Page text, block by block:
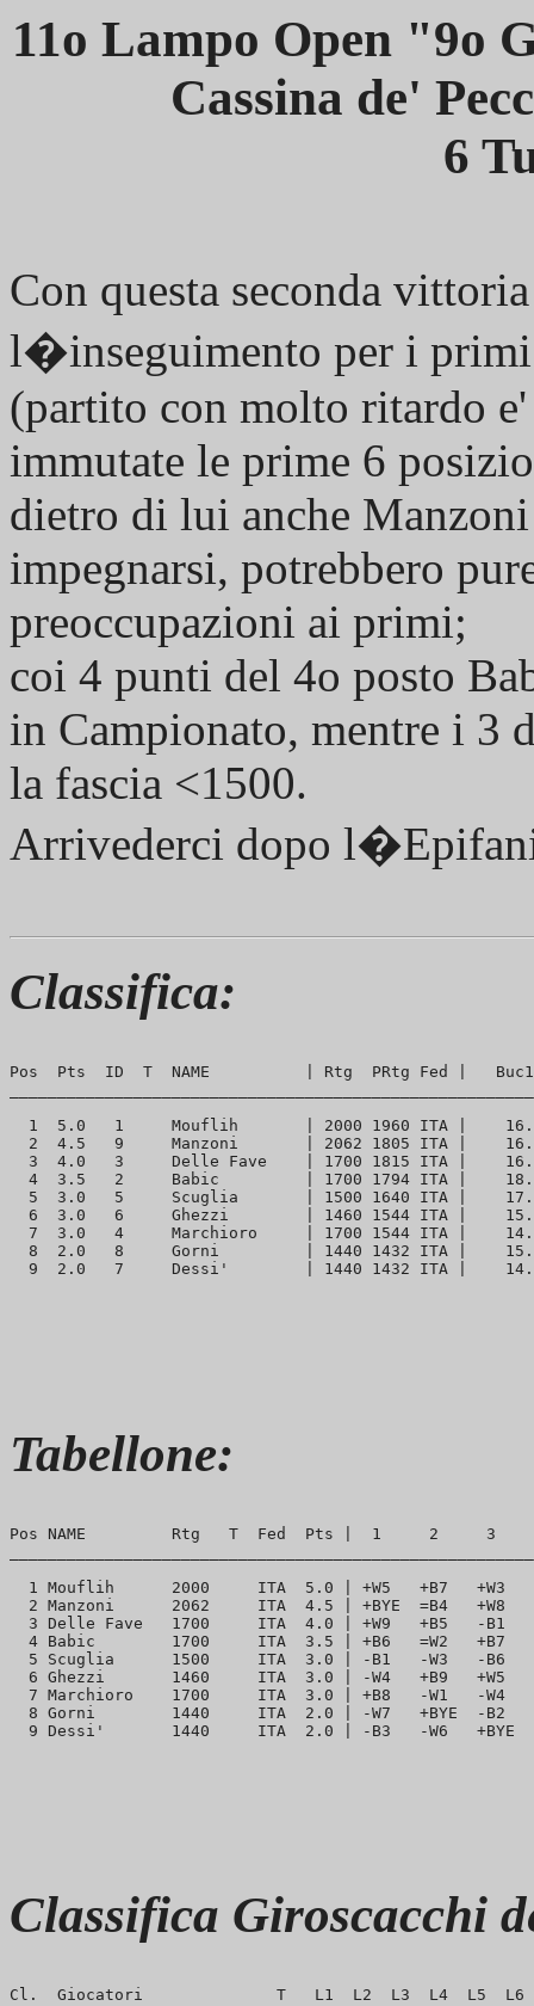
11o Lampo Open "9o
Cassina de'
6
Con questa seconda
l�inseguimento per i
(partito con molto ritardo
immutate le prime 6
dietro di lui anche
impegnarsi, potrebbero
preoccupazioni ai primi;
coi 4 punti del 4o posto
in Campionato, mentre i 3
la fascia <1500.
Arrivederci dopo
Classifica:
Pos  Pts  ID  T  NAME          | Rtg  PRtg Fed |
1  5.0   1     Mouflih       | 2000 1960 ITA |
2  4.5   9     Manzoni       | 2062 1805 ITA |
3  4.0   3     Delle Fave    | 1700 1815 ITA |
4  3.5   2     Babic         | 1700 1794 ITA |
5  3.0   5     Scuglia       | 1500 1640 ITA |
6  3.0   6     Ghezzi        | 1460 1544 ITA |
7  3.0   4     Marchioro     | 1700 1544 ITA |
8  2.0   8     Gorni         | 1440 1432 ITA |
Tabellone:
Pos NAME         Rtg   T  Fed  Pts |  1     2
1 Mouflih      2000     ITA  5.0 | +W5   +B7   +W3
2 Manzoni      2062     ITA  4.5 | +BYE  =B4   +W8
3 Delle Fave   1700     ITA  4.0 | +W9   +B5   -B1
4 Babic        1700     ITA  3.5 | +B6   =W2   +B7
5 Scuglia      1500     ITA  3.0 | -B1   -W3   -B6
6 Ghezzi       1460     ITA  3.0 | -W4   +B9   +W5
7 Marchioro    1700     ITA  3.0 | +B8   -W1   -W4
8 Gorni        1440     ITA  2.0 | -W7   +BYE  -B2
Classifica Giroscacchi
Cl.  Giocatori              T   L1  L2  L3  L4  L5  L6  L7